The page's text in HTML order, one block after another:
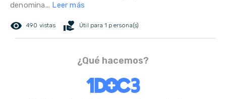
denomina... Leer más
remove_red_eye 490 vistas volunteer_activism Útil para 1 persona(s)
¿Qué hacemos?